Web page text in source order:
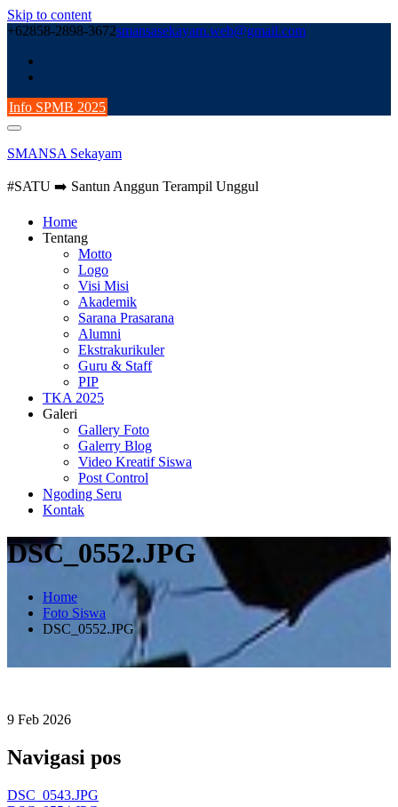
Skip to content
+62858-2898-3672smansasekayam.web@gmail.com
Info SPMB 2025
SMANSA Sekayam
#SATU ➡️ Santun Anggun Terampil Unggul
Home
Tentang
Motto
Logo
Visi Misi
Akademik
Sarana Prasarana
Alumni
Ekstrakurikuler
Guru & Staff
PIP
TKA 2025
Galeri
Gallery Foto
Galerry Blog
Video Kreatif Siswa
Post Control
Ngoding Seru
Kontak
DSC_0552.JPG
Home
Foto Siswa
DSC_0552.JPG
9 Feb 2026
Navigasi pos
DSC_0543.JPG